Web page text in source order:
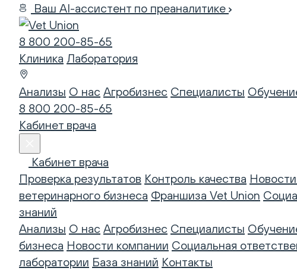
Ваш AI-ассистент по преаналитике
8 800 200-85-65
Клиника Лаборатория
Анализы О нас Агробизнес Специалисты
8 800 200-85-65
Кабинет врача
Кабинет врача
Проверка результатов Контроль качества
ветеринарного бизнеса Франшиза Vet Union
знаний
Анализы О нас Агробизнес Специалисты
бизнеса Новости компании Социальная
лаборатории База знаний Контакты